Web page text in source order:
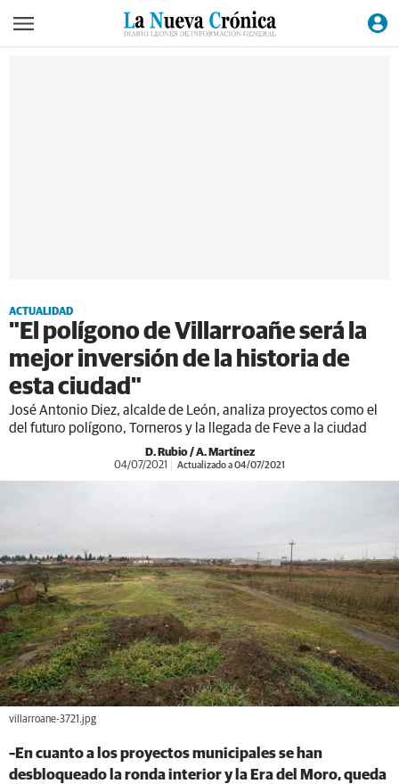
ACTUALIDAD
"El polígono de Villarroañe será la
mejor inversión de la historia de
esta ciudad"
José Antonio Diez, alcalde de León, analiza proyectos como el
del futuro polígono, Torneros y la llegada de Feve a la ciudad
D. Rubio / A. Martínez
04/07/2021 Actualizado a 04/07/2021
villarroane-3721.jpg
–En cuanto a los proyectos municipales se han
desbloqueado la ronda interior y la Era del Moro, queda